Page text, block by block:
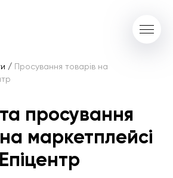
/
Просування товарів на
та просування
маркетплейсі
Епіцентр